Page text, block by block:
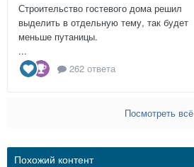
Строительство гостевого дома решил
выделить в отдельную тему, так будет
меньше путаницы.
...
262 ответа
Посмотреть всё
Похожий контент